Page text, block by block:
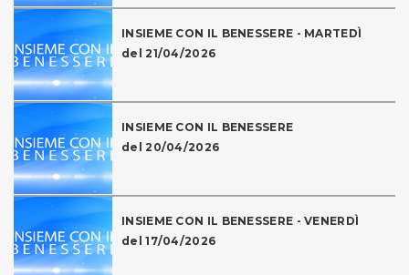
INSIEME CON IL BENESSERE - MARTEDÌ
del 21/04/2026
INSIEME CON IL BENESSERE
del 20/04/2026
INSIEME CON IL BENESSERE - VENERDÌ
del 17/04/2026